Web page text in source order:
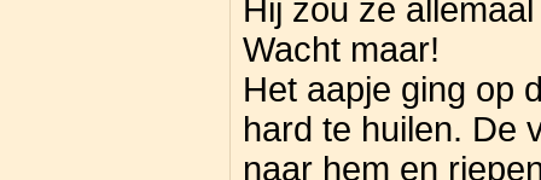
Hij zou ze
Wacht maar!
Het aapje ging op
hard te huilen. De
naar hem en